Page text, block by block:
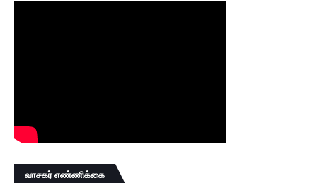
வாசகர் எண்ணிக்கை